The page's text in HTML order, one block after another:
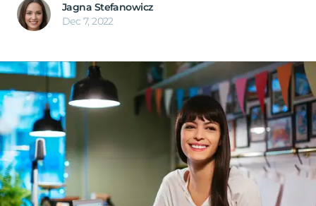
Jagna Stefanowicz
Dec 7, 2022